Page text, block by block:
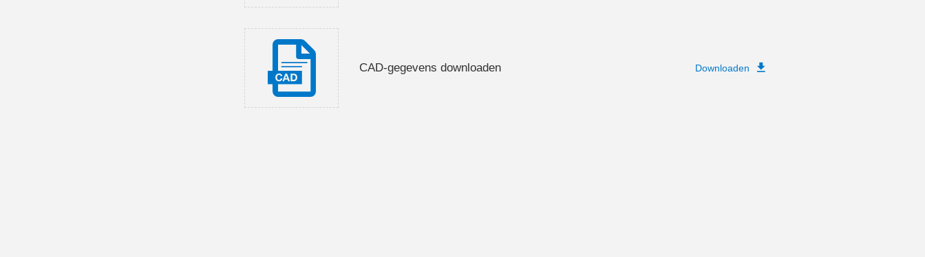
CAD-gegevens downloaden Downloaden